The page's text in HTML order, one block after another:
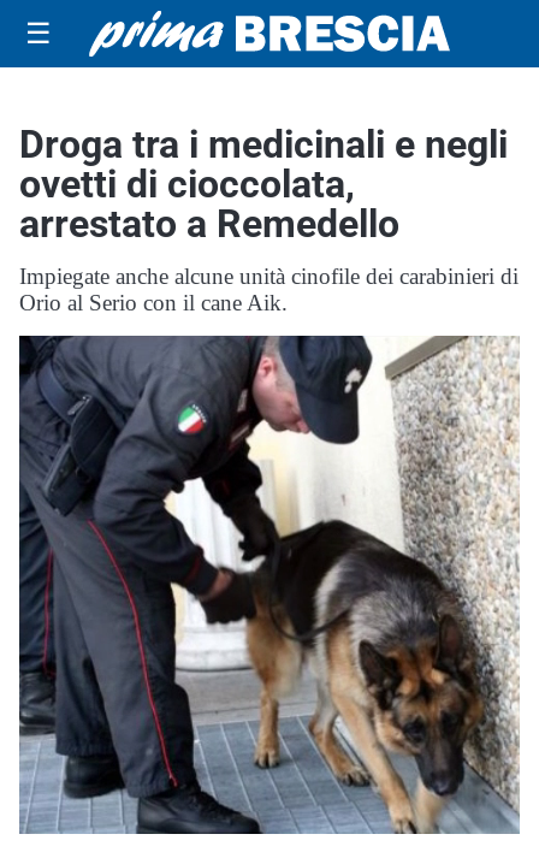
☰
Droga tra i medicinali e negli
ovetti di cioccolata,
arrestato a Remedello
Impiegate anche alcune unità cinofile dei carabinieri di
Orio al Serio con il cane Aik.